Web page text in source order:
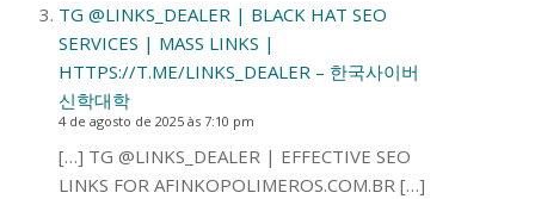
TG @LINKS_DEALER | BLACK HAT SEO
SERVICES | MASS LINKS |
HTTPS://T.ME/LINKS_DEALER – 한국사이버
신학대학
4 de agosto de 2025 às 7:10 pm
[…] TG @LINKS_DEALER | EFFECTIVE SEO
LINKS FOR AFINKOPOLIMEROS.COM.BR […]